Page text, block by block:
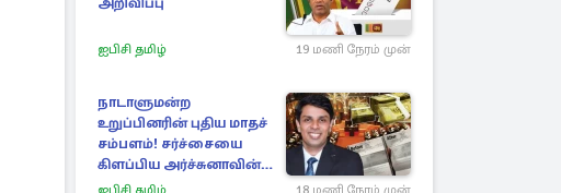
அறிவிப்பு
ஐபிசி தமிழ் 19 மணி நேரம் முன்
நாடாளுமன்ற
உறுப்பினரின் புதிய மாதச்
சம்பளம்! சர்ச்சையை
கிளப்பிய அர்ச்சுனாவின்
அறிக்கை